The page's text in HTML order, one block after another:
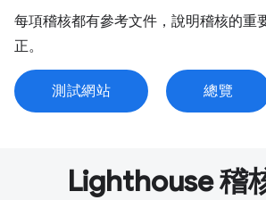
每項稽核都有參考文件，說明稽核的重
正。
測試網站 總覽
Lighthouse 稽